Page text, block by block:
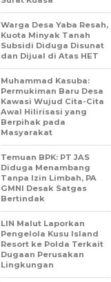
Warga Desa Yaba Resah,
Kuota Minyak Tanah
Subsidi Diduga Disunat
dan Dijual di Atas HET
Muhammad Kasuba:
Permukiman Baru Desa
Kawasi Wujud Cita-Cita
Awal Hilirisasi yang
Berpihak pada
Masyarakat
Temuan BPK: PT JAS
Diduga Menambang
Tanpa Izin Limbah, PA
GMNI Desak Satgas
Bertindak
LIN Malut Laporkan
Pengelola Kusu Island
Resort ke Polda Terkait
Dugaan Perusakan
Lingkungan